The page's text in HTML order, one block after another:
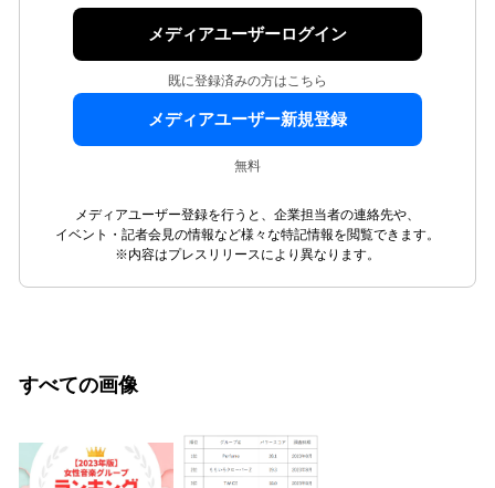
メディアユーザーログイン
既に登録済みの方はこちら
メディアユーザー新規登録
無料
メディアユーザー登録を行うと、企業担当者の連絡先や、
イベント・記者会見の情報など様々な特記情報を閲覧できます。
※内容はプレスリリースにより異なります。
すべての画像